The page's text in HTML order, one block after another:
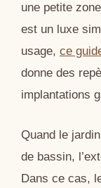
une petite
est un luxe
usage, ce
donne des
implantations
Quand le
de bassin,
Dans ce cas,